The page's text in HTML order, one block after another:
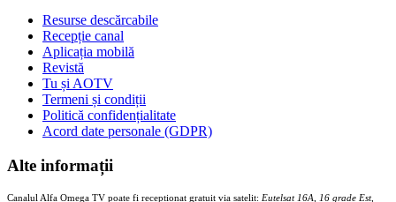
Resurse descărcabile
Recepție canal
Aplicația mobilă
Revistă
Tu și AOTV
Termeni și condiții
Politică confidențialitate
Acord date personale (GDPR)
Alte informații
Canalul Alfa Omega TV poate fi recepționat gratuit via satelit: Eutelsat 16A, 16 grade Est,